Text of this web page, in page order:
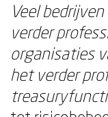
Veel
verder
organisaties
het verder